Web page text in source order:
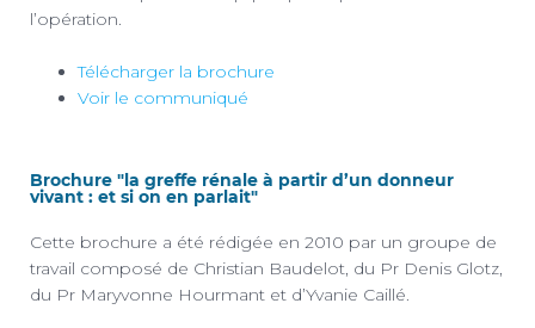
l’opération.
Télécharger la brochure
Voir le communiqué
Brochure "la greffe rénale à partir d’un donneur
vivant : et si on en parlait"
Cette brochure a été rédigée en 2010 par un groupe de
travail composé de Christian Baudelot, du Pr Denis Glotz,
du Pr Maryvonne Hourmant et d’Yvanie Caillé.